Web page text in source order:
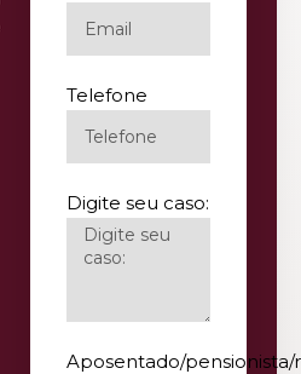
Telefone
Digite seu caso:
Aposentado/pensionista/